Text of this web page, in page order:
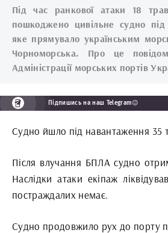
Під час ранкової атаки 18
пошкоджено цивільне судно
яке прямувало українським
Чорноморська. Про це
Адміністрації морських портів
Підпишись на наш Telegram😉
Судно йшло під навантаження 35
Після влучання БПЛА судно
Наслідки атаки екіпаж
постраждалих немає.
Судно продовжило рух до порту